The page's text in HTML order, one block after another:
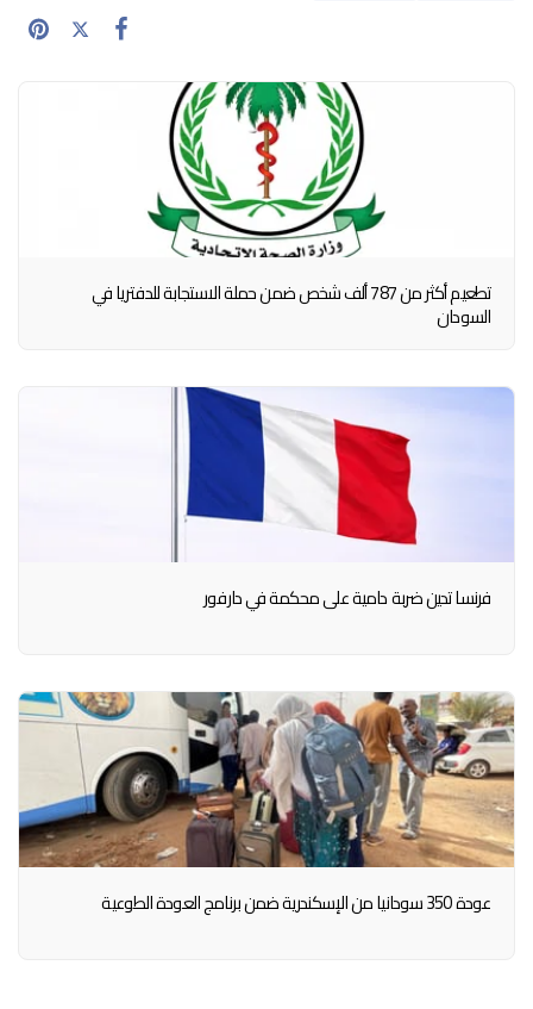
تطعيم أكثر من 787 ألف شخص ضمن حملة الاستجابة للدفتريا في
السودان
فرنسا تدين ضربة دامية على محكمة في دارفور
عودة 350 سودانيا من الإسكندرية ضمن برنامج العودة الطوعية